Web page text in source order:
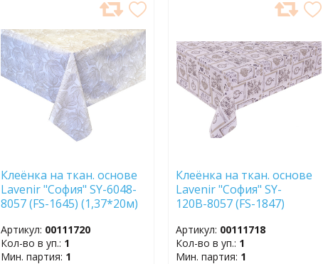
В
ИЗБРАННОЕ
Клеёнка на ткан. основе
Lavenir "София" SY-6048-
8057 (FS-1645) (1,37*20м)
Артикул: 00111720
Кол-во в уп.: 1
Мин. партия: 1
ИЗБРАННОЕ
Клеёнка на ткан. основе
Lavenir "София" SY-
120В-8057 (FS-1847)
Артикул: 00111718
Кол-во в уп.: 1
Мин. партия: 1